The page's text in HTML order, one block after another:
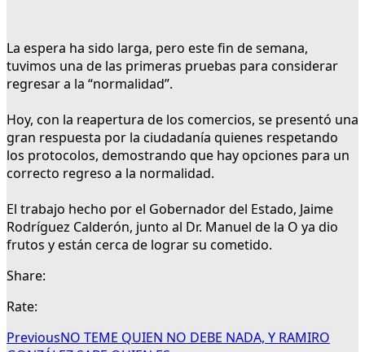
La espera ha sido larga, pero este fin de semana,
tuvimos una de las primeras pruebas para considerar
regresar a la “normalidad”.
Hoy, con la reapertura de los comercios, se presentó una
gran respuesta por la ciudadanía quienes respetando
los protocolos, demostrando que hay opciones para un
correcto regreso a la normalidad.
El trabajo hecho por el Gobernador del Estado, Jaime
Rodríguez Calderón, junto al Dr. Manuel de la O ya dio
frutos y están cerca de lograr su cometido.
Share:
Rate:
PreviousNO TEME QUIEN NO DEBE NADA, Y RAMIRO